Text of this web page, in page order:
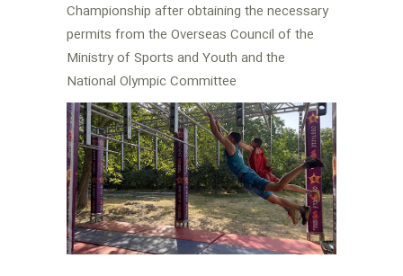
Championship after obtaining the necessary
permits from the Overseas Council of the
Ministry of Sports and Youth and the
National Olympic Committee